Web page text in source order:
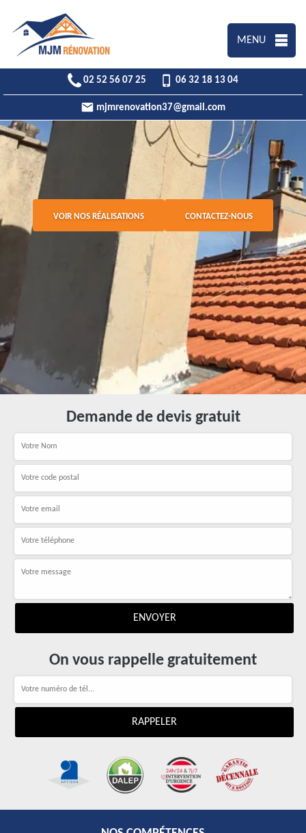
MENU
02 52 56 07 25 06 32 18 13 04
mjmrenovation37@gmail.com
VOIR NOS RÉALISATIONS CONTACTEZ-NOUS
Demande de devis gratuit
On vous rappelle gratuitement